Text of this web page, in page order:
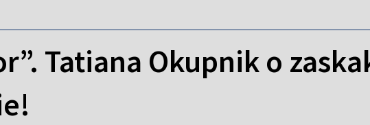
Tatiana Okupnik o